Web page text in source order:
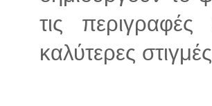
τις
καλύτερες